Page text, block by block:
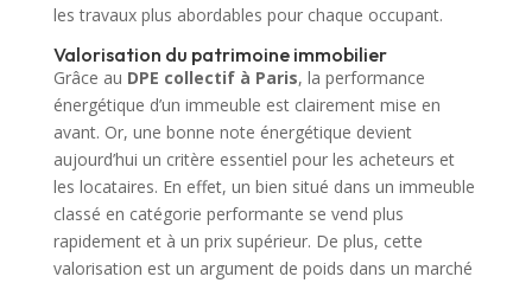
les travaux plus abordables pour chaque occupant.
Valorisation du patrimoine immobilier
Grâce au DPE collectif à Paris, la performance
énergétique d’un immeuble est clairement mise en
avant. Or, une bonne note énergétique devient
aujourd’hui un critère essentiel pour les acheteurs et
les locataires. En effet, un bien situé dans un immeuble
classé en catégorie performante se vend plus
rapidement et à un prix supérieur. De plus, cette
valorisation est un argument de poids dans un marché